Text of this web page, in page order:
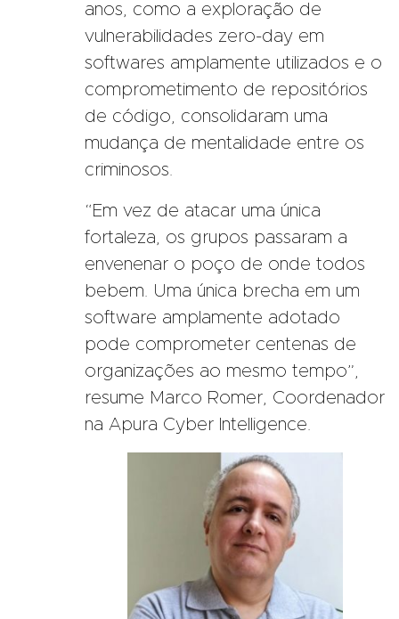
anos, como a exploração de
vulnerabilidades zero-day em
softwares amplamente utilizados e o
comprometimento de repositórios
de código, consolidaram uma
mudança de mentalidade entre os
criminosos.
“Em vez de atacar uma única
fortaleza, os grupos passaram a
envenenar o poço de onde todos
bebem. Uma única brecha em um
software amplamente adotado
pode comprometer centenas de
organizações ao mesmo tempo”,
resume Marco Romer, Coordenador
na Apura Cyber Intelligence.